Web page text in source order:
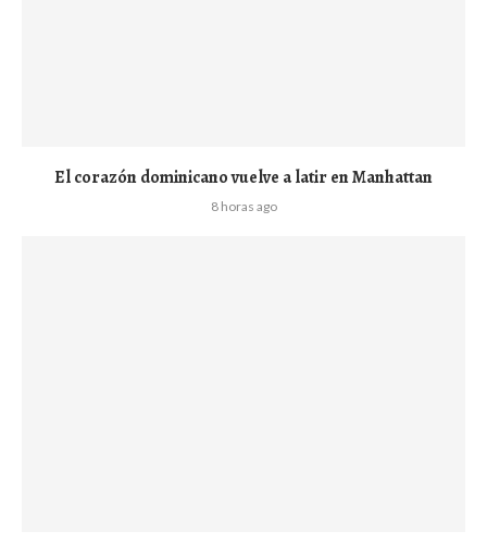
El corazón dominicano vuelve a latir en Manhattan
8 horas ago